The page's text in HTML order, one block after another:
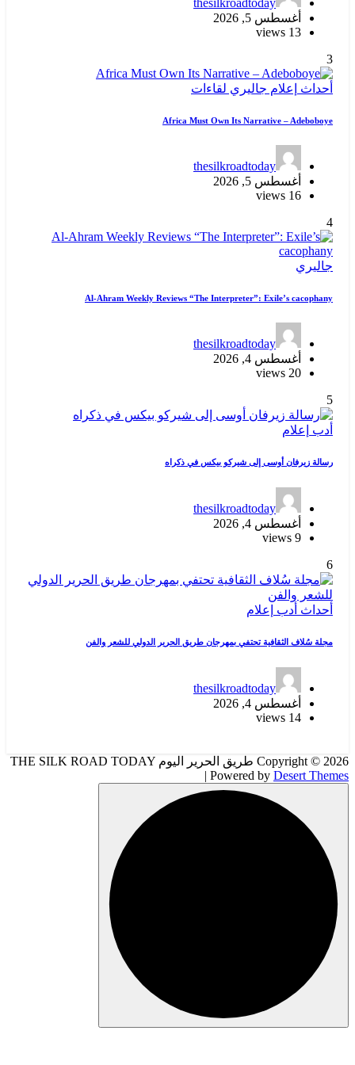
Africa Must
Al-Ahram Weekly Reviews “The
في ذكراه
طريق الحرير الدولي للشعر والفن
Copyright © 2026 طريق الحرير اليوم THE SILK ROAD TODAY
|